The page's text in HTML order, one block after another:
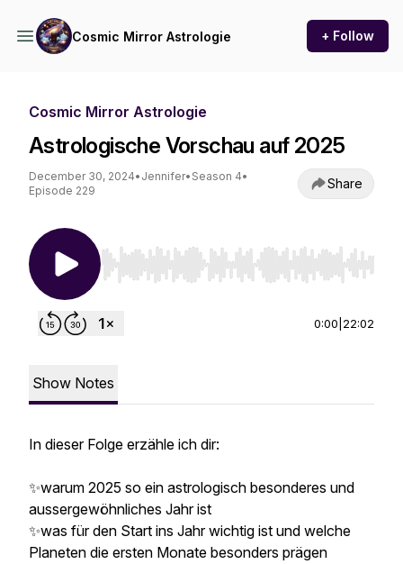
Cosmic Mirror Astrologie + Follow
Cosmic Mirror Astrologie
Astrologische Vorschau auf 2025
December 30, 2024• Jennifer• Season 4•
Episode 229
Share
Use Left/Right to seek, Home/End to jump to
0:00 22:02
Show Notes
In dieser Folge erzähle ich dir:
✨warum 2025 so ein astrologisch besonderes und
aussergewöhnliches Jahr ist
✨was für den Start ins Jahr wichtig ist und welche
Planeten die ersten Monate besonders prägen